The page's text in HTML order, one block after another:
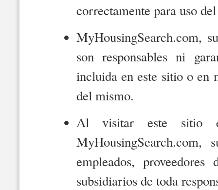
correctamente para uso
MyHousingSearch.com,
son responsables ni
incluida en este sitio o en
del mismo.
Al visitar este sitio
empleados,
subsidiarios de toda